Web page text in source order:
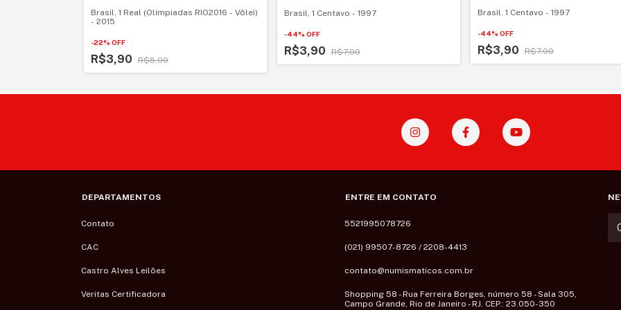
Brasil, 1 Real (Olímpiadas RIO2016 - Vôlei)
- 2015
-22% OFF
R$3,90 R$5,00
Brasil, 1 Centavo - 1997
-44% OFF
R$3,90 R$7,00
Brasil, 1 Centavo - 1997
-44% OFF
R$3,90 R$7,00
DEPARTAMENTOS
Contato
CAC
Castro Alves Leilões
Veritas Certificadora
ENTRE EM CONTATO
5521995078726
(021) 99507-8726 / 2208-4413
contato@numismaticos.com.br
Shopping 58 - Rua Ferreira Borges, número 58 - Sala 305,
Campo Grande, Rio de Janeiro - RJ. CEP.: 23.050-350